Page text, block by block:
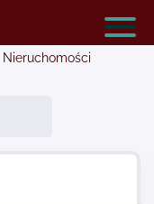
Nieruchomości